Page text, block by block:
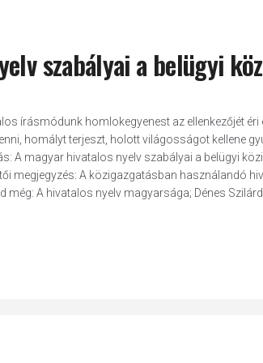
szabályai a belügyi
írásmódunk homlokegyenest az ellenkezőjét
homályt terjeszt, holott világosságot kellene
A magyar hivatalos nyelv szabályai a belügyi
megjegyzés: A közigazgatásban használandó
A hivatalos nyelv magyarsága; Dénes